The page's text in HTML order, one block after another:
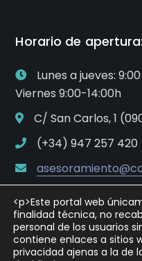
Horario de apertura:
Lunes a jueves:
Viernes 9:00-14:00h
C/ San Carlos, 1
(+34) 947 257 420
<p>Este portal web
finalidad técnica, no
personal de los usuarios
contiene enlaces a sitios
privacidad ajenas a la de